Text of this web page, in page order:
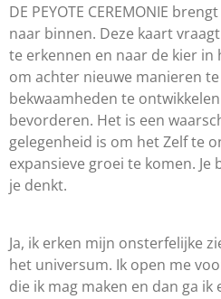
DE PEYOTE CEREMONIE
naar binnen. Deze kaart
te erkennen en naar de kier
om achter nieuwe manieren
bekwaamheden te
bevorderen. Het is een
gelegenheid is om het Zelf te
expansieve groei te komen.
je denkt.
Ja, ik erken mijn onsterfelijke
het universum. Ik open me
die ik mag maken en dan ga ik